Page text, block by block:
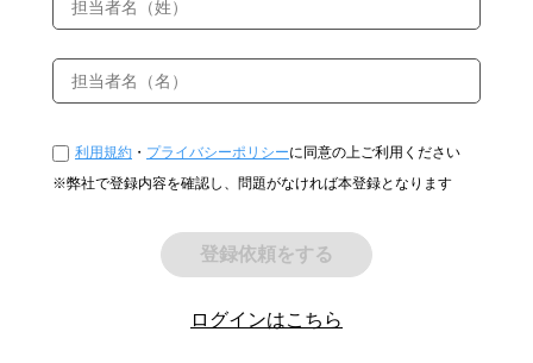
利用規約 ・ プライバシーポリシーに同意の上ご利用ください
※弊社で登録内容を確認し、問題がなければ本登録となります
登録依頼をする
ログインはこちら